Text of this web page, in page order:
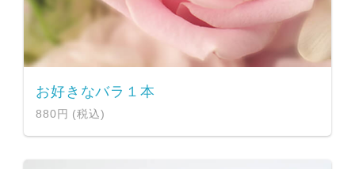
お好きなバラ１本
880円 (税込)